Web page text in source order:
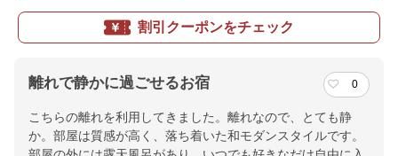
割引クーポンをチェック
離れで静かに過ごせるお宿 0
こちらの離れを利用してきました。離れなので、とても静
か。部屋は質感が高く、落ち着いた和モダンスタイルです。